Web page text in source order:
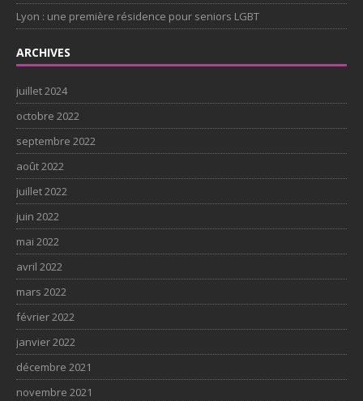
Lyon : une première résidence pour seniors LGBT
ARCHIVES
juillet 2024
octobre 2022
septembre 2022
août 2022
juillet 2022
juin 2022
mai 2022
avril 2022
mars 2022
février 2022
janvier 2022
décembre 2021
novembre 2021